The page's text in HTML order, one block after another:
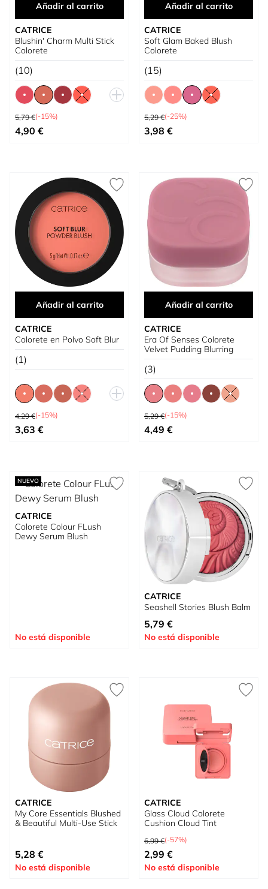
Añadir al carrito
CATRICE
Blushin' Charm Multi Stick
Colorete
(10)
Precio habitual
5,79 €(-15%)
Tan bajo como
4,90 €
Añadir al carrito
CATRICE
Soft Glam Baked Blush
Colorete
(15)
Precio habitual
5,29 €(-25%)
Tan bajo como
3,98 €
Añadir al carrito
CATRICE
Colorete en Polvo Soft Blur
(1)
Precio habitual
4,29 €(-15%)
Tan bajo como
3,63 €
Añadir al carrito
CATRICE
Era Of Senses Colorete
Velvet Pudding Blurring
(3)
Precio habitual
5,29 €(-15%)
Tan bajo como
4,49 €
NUEVO
CATRICE
Colorete Colour FLush
Dewy Serum Blush
No está disponible
CATRICE
Seashell Stories Blush Balm
Tan bajo como
5,79 €
No está disponible
CATRICE
My Core Essentials Blushed
& Beautiful Multi-Use Stick
Tan bajo como
5,28 €
No está disponible
CATRICE
Glass Cloud Colorete
Cushion Cloud Tint
Precio habitual
6,99 €(-57%)
Tan bajo como
2,99 €
No está disponible